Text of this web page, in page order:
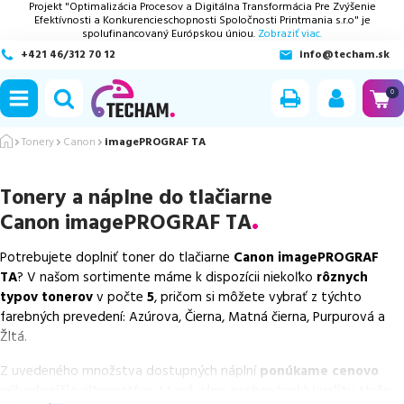
Projekt "Optimalizácia Procesov a Digitálna Transformácia Pre Zvýšenie
Efektívnosti a Konkurencieschopnosti Spoločnosti Printmania s.r.o" je
spolufinancovaný Európskou úniou. Zobraziť viac.
+421 46/312 70 12
info@techam.sk
0
Tonery Canon imagePROGRAF TA
Tonery a náplne do tlačiarne
Canon imagePROGRAF TA
Potrebujete doplniť toner do tlačiarne Canon imagePROGRAF
TA? V našom sortimente máme k dispozícii niekoľko rôznych
typov tonerovv počte 5, pričom si môžete vybrať z týchto
farebných prevedení: Azúrova, Čierna, Matná čierna, Purpurová a
Žltá.
Z uvedeného množstva dostupných náplní ponúkame cenovo